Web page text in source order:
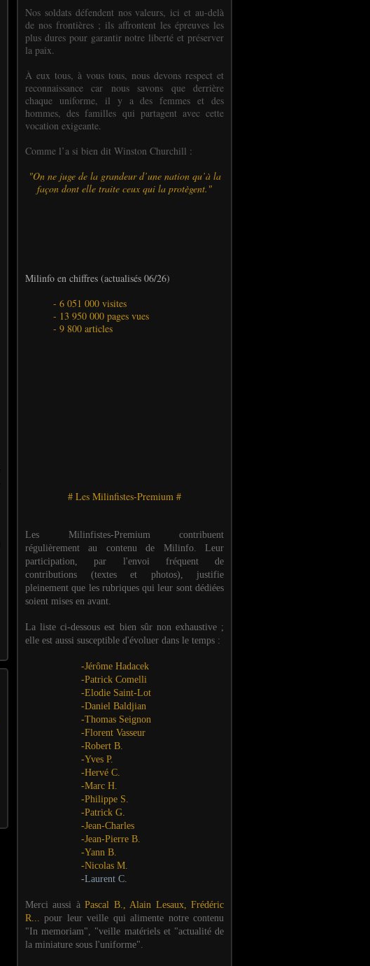
Nos soldats défendent nos valeurs, ici et au-delà
de nos frontières ; ils affrontent les épreuves les
plus dures pour garantir notre liberté et préserver
la paix.
À eux tous, à vous tous, nous devons respect et
reconnaissance car nous savons que derrière
chaque uniforme, il y a des femmes et des
hommes, des familles qui partagent avec cette
vocation exigeante.
Comme l’a si bien dit Winston Churchill :
"On ne juge de la grandeur d’une nation qu’à la
façon dont elle traite ceux qui la protègent."
Milinfo en chiffres (actualisés 06/26)
- 6 051 000 visites
- 13 950 000 pages vues
- 9 800 articles
# Les Milinfistes-Premium #
Les Milinfistes-Premium contribuent
régulièrement au contenu de Milinfo. Leur
participation, par l'envoi fréquent de
contributions (textes et photos), justifie
pleinement que les rubriques qui leur sont dédiées
soient mises en avant.
La liste ci-dessous est bien sûr non exhaustive ;
elle est aussi susceptible d'évoluer dans le temps :
-Jérôme Hadacek
-Patrick Comelli
-Elodie Saint-Lot
-Daniel Baldjian
-Thomas Seignon
-Florent Vasseur
-Robert B.
-Yves P.
-Hervé C.
-Marc H.
-Philippe S.
-Patrick G.
-Jean-Charles
-Jean-Pierre B.
-Yann B.
-Nicolas M.
-Laurent C.
Merci aussi àPascal B., Alain Lesaux, Frédéric
R...pour leur veille qui alimente notre contenu
"In memoriam", "veille matériels et "actualité de
la miniature sous l'uniforme".